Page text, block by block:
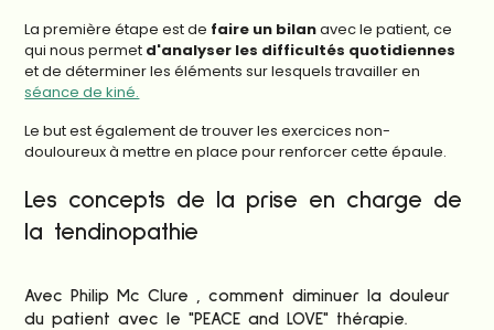
La première étape est de faire un bilanavec le patient, ce
qui nous permet d'analyser les difficultés quotidiennes
et de déterminer les éléments sur lesquels travailler en
séance de kiné.
Le but est également de trouver les exercices non-
douloureux à mettre en place pour renforcer cette épaule.
Les concepts de la prise en charge de
la tendinopathie
Avec Philip Mc Clure , comment diminuer la douleur
du patient avec le "PEACE and LOVE" thérapie.